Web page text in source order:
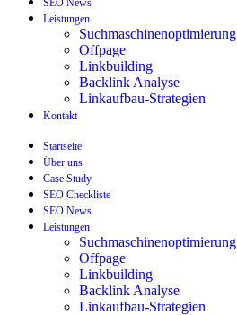
SEO News
Leistungen
Suchmaschinenoptimierung
Offpage
Linkbuilding
Backlink Analyse
Linkaufbau-Strategien
Kontakt
Startseite
Über uns
Case Study
SEO Checkliste
SEO News
Leistungen
Suchmaschinenoptimierung
Offpage
Linkbuilding
Backlink Analyse
Linkaufbau-Strategien